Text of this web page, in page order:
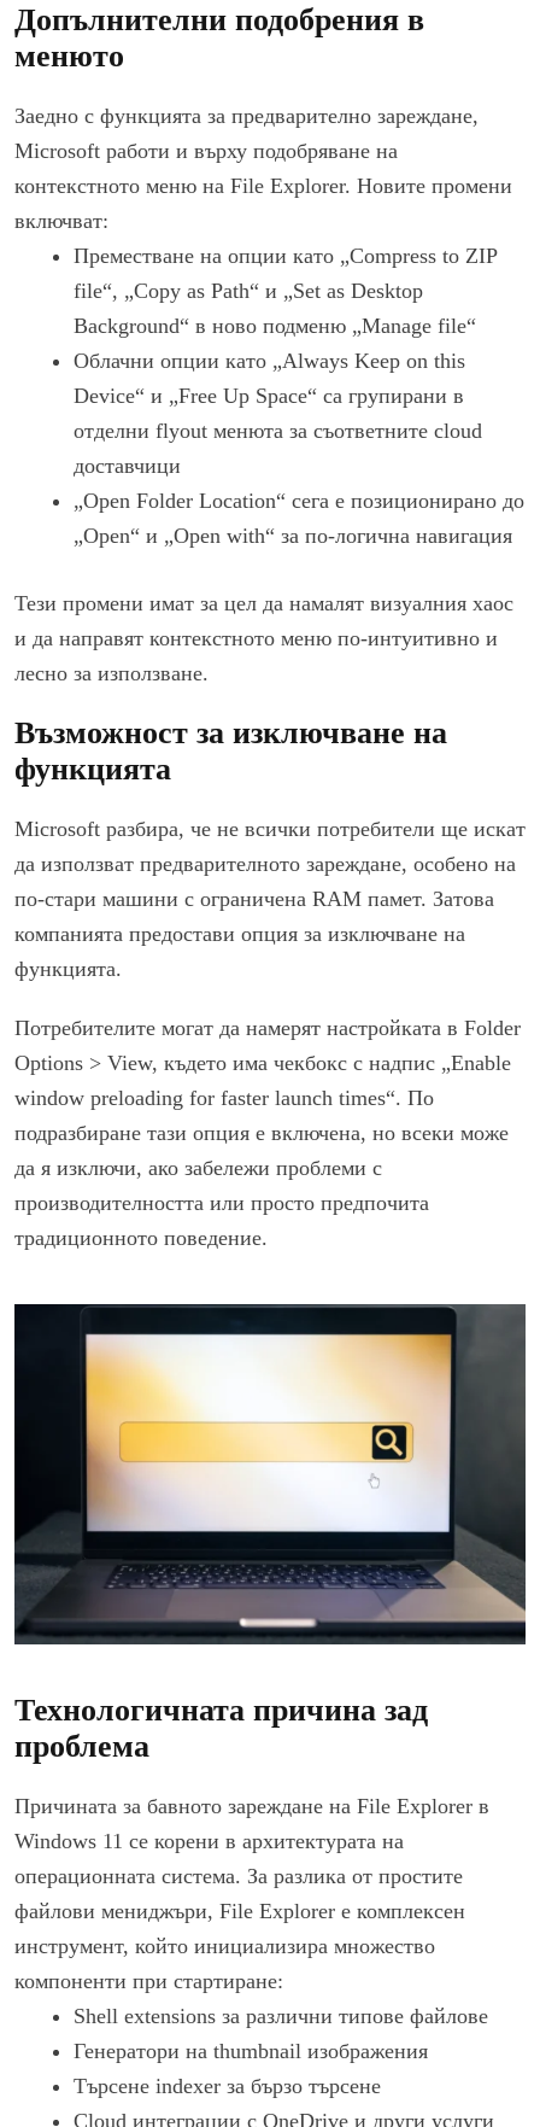
Допълнителни подобрения в
менюто
Заедно с функцията за предварително зареждане,
Microsoft работи и върху подобряване на
контекстното меню на File Explorer. Новите промени
включват:
Преместване на опции като „Compress to ZIP
file“, „Copy as Path“ и „Set as Desktop
Background“ в ново подменю „Manage file“
Облачни опции като „Always Keep on this
Device“ и „Free Up Space“ са групирани в
отделни flyout менюта за съответните cloud
доставчици
„Open Folder Location“ сега е позиционирано до
„Open“ и „Open with“ за по-логична навигация
Тези промени имат за цел да намалят визуалния хаос
и да направят контекстното меню по-интуитивно и
лесно за използване.
Възможност за изключване на
функцията
Microsoft разбира, че не всички потребители ще искат
да използват предварителното зареждане, особено на
по-стари машини с ограничена RAM памет. Затова
компанията предостави опция за изключване на
функцията.
Потребителите могат да намерят настройката в Folder
Options > View, където има чекбокс с надпис „Enable
window preloading for faster launch times“. По
подразбиране тази опция е включена, но всеки може
да я изключи, ако забележи проблеми с
производителността или просто предпочита
традиционното поведение.
Технологичната причина зад
проблема
Причината за бавното зареждане на File Explorer в
Windows 11 се корени в архитектурата на
операционната система. За разлика от простите
файлови мениджъри, File Explorer е комплексен
инструмент, който инициализира множество
компоненти при стартиране:
Shell extensions за различни типове файлове
Генератори на thumbnail изображения
Търсене indexer за бързо търсене
Cloud интеграции с OneDrive и други услуги